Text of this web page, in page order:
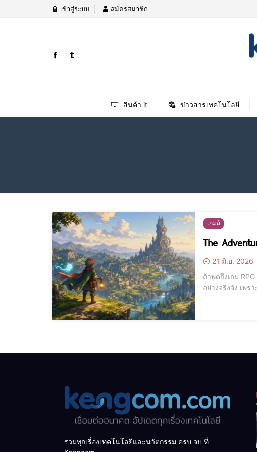
เข้าสู่ระบบ สมัครสมาชิก
สินค้า it ข่าวสารเทคโนโลยี
เกมส์
The
21 มิ.ย. 2026
ถ้าพูดถึงเกม
อย่างจริงจัง เพ
รวมทุกเรื่องเทคโนโลยีและนวัตกรรม ครบ จบ ที่